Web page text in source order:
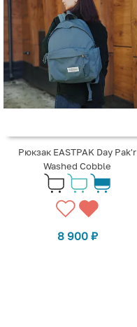
Рюкзак EASTPAK Day Pak'r
Washed Cobble
8 900 ₽